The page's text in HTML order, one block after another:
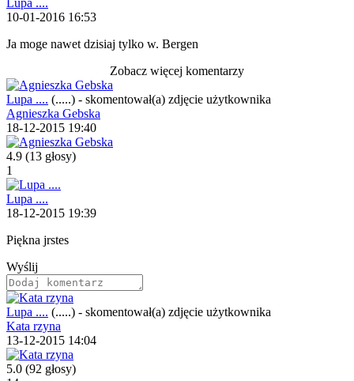
Lupa ....
10-01-2016 16:53
Ja moge nawet dzisiaj tylko w. Bergen
Zobacz więcej komentarzy
Lupa .... (.....) - skomentował(a) zdjęcie użytkownika
Agnieszka Gebska
18-12-2015 19:40
4.9 (13 głosy)
1
Lupa ....
18-12-2015 19:39
Piękna jrstes
Wyślij
Lupa .... (.....) - skomentował(a) zdjęcie użytkownika
Kata rzyna
13-12-2015 14:04
5.0 (92 głosy)